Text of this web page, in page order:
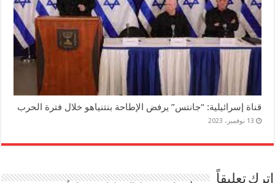
قناة إسرائيلية: “جانتس” يرفض الإطاحة بنتنياهو خلال فترة الحرب
13 نوفمبر، 2023
اترك تعليقاً